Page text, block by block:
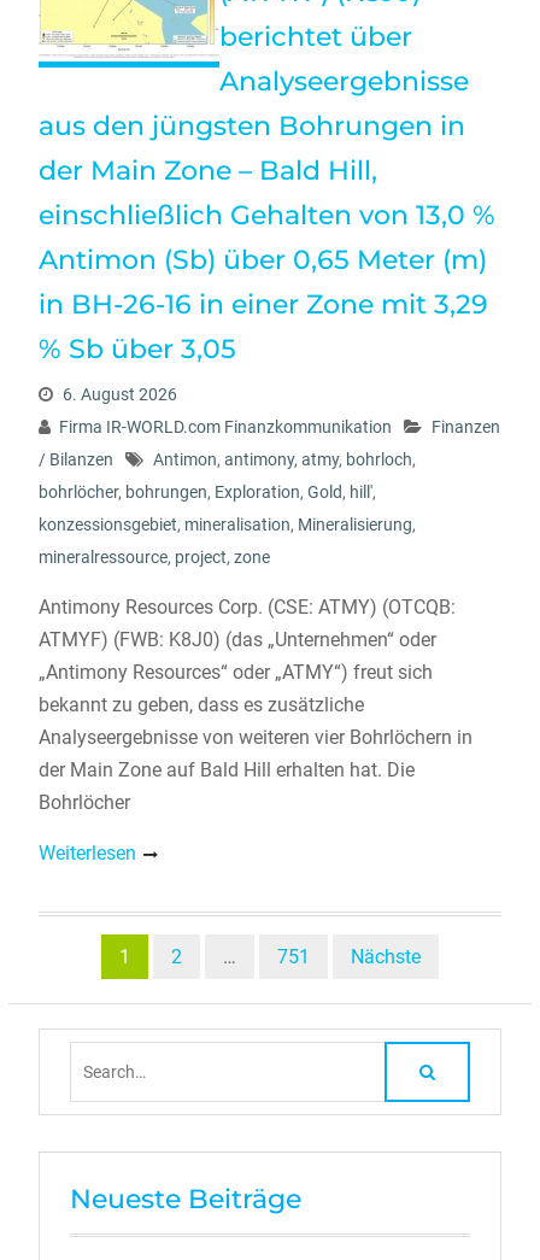
berichtet über
Analyseergebnisse
aus den jüngsten Bohrungen in
der Main Zone – Bald Hill,
einschließlich Gehalten von 13,0 %
Antimon (Sb) über 0,65 Meter (m)
in BH-26-16 in einer Zone mit 3,29
% Sb über 3,05
6. August 2026
Firma IR-WORLD.com Finanzkommunikation
Finanzen
/ Bilanzen
Antimon, antimony, atmy, bohrloch,
bohrlöcher, bohrungen, Exploration, Gold, hill',
konzessionsgebiet, mineralisation, Mineralisierung,
mineralressource, project, zone
Antimony Resources Corp. (CSE: ATMY) (OTCQB:
ATMYF) (FWB: K8J0) (das „Unternehmen“ oder
„Antimony Resources“ oder „ATMY“) freut sich
bekannt zu geben, dass es zusätzliche
Analyseergebnisse von weiteren vier Bohrlöchern in
der Main Zone auf Bald Hill erhalten hat. Die
Bohrlöcher
Weiterlesen
Beitragsnavigation
1 2 … 751 Nächste
Neueste Beiträge